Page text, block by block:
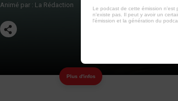
Animé par : La Rédaction
Plus d'infos
Le podcast de cette émission n'est
n'existe pas. Il peut y avoir un
l'émission et la génération du